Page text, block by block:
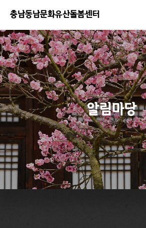
충남동남문화유산돌봄센터
알림마당